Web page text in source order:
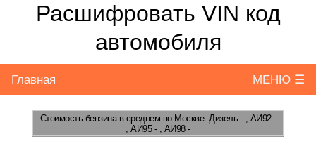
Расшифровать VIN код
автомобиля
Главная МЕНЮ ☰
Стоимость бензинав среднем по Москве: Дизель - , АИ92 -
, АИ95 - , АИ98 -